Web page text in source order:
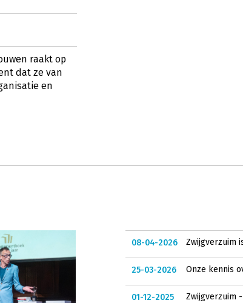
raakt op
dat ze van
en
08-04-2026 Zwijgverzuim
25-03-2026 Onze kennis
01-12-2025 Zwijgverzuim